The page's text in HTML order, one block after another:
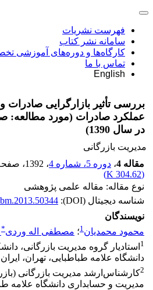
فهرست نشریات
سامانه نشر کتاب
کارگاه‌ها و دوره‌های آموزشی
تماس با ما
English
بررسی تأثیر بازارگرایی صادرات
عملکرد صادرات (مورد مطالعه:
در سال 1390)
مدیریت بازرگانی
مقاله 4
، دوره 5، شماره 4 ، 1392 ،
(
304.62 K
)
نوع مقاله: مقاله علمی پژوهشی
شناسه دیجیتال (DOI):
نویسندگان
محمود محمدیان1؛ مصطفی اله وردی*
1 استادیار گروه مدیریت بازرگانی،
دانشگاه علامه طباطبایی، تهران، ایران
2کارشناس‌ارشد مدیریت بازرگانی
مدیریت و حسابداری دانشگاه علامه